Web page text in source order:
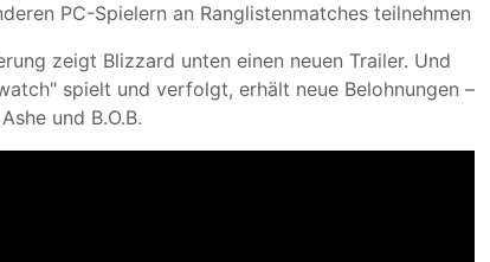
PC-Spielern an Ranglistenmatches teilnehmen
zeigt Blizzard unten einen neuen Trailer. Und
spielt und verfolgt, erhält neue Belohnungen –
und B.O.B.